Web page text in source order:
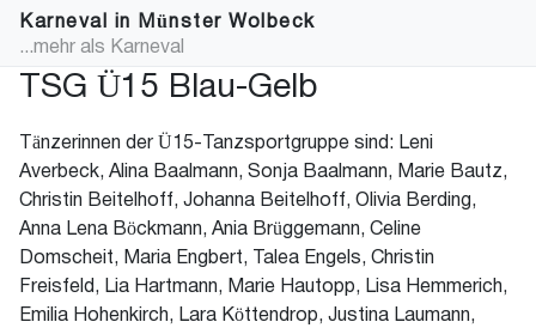
Karneval in Münster Wolbeck
...mehr als Karneval
TSG Ü15 Blau-Gelb
Tänzerinnen der Ü15-Tanzsportgruppe sind: Leni
Averbeck, Alina Baalmann, Sonja Baalmann, Marie Bautz,
Christin Beitelhoff, Johanna Beitelhoff, Olivia Berding,
Anna Lena Böckmann, Ania Brüggemann, Celine
Domscheit, Maria Engbert, Talea Engels, Christin
Freisfeld, Lia Hartmann, Marie Hautopp, Lisa Hemmerich,
Emilia Hohenkirch, Lara Köttendrop, Justina Laumann,